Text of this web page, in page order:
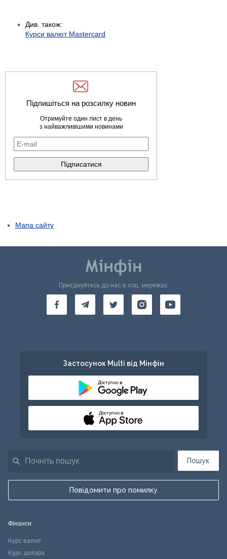
Див. також:
Курси валют Mastercard
Підпишіться на розсилку новин
Отримуйте один лист в день
з найважливішими новинами
Мапа сайту
Пошук
Повідомити про помилку
Приєднуйтесь до нас в соц. мережах:
Застосунок Multi від Мінфін
Доступно в
Доступно в
Фінанси
Курс валют
Курс долара